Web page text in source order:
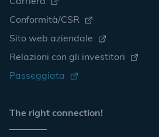
Conformità/CSR
Sito web aziendale
Relazioni con gli investitori
Passeggiata
The right connection!